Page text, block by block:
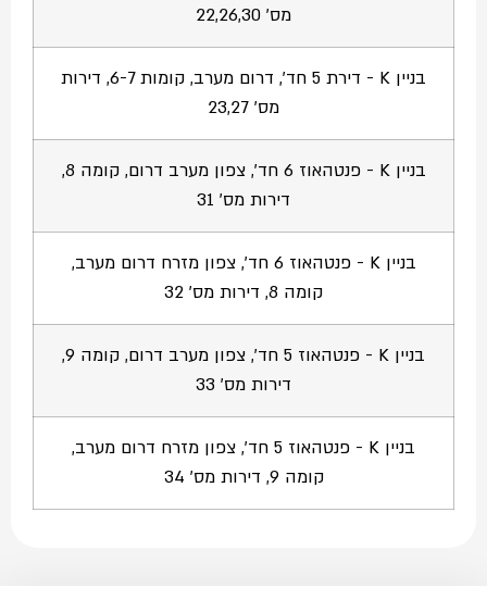
מס' 22,26,30
בניין K - דירת 5 חד', דרום מערב, קומות 6-7, דירות
מס' 23,27
בניין K - פנטהאוז 6 חד', צפון מערב דרום, קומה 8,
דירות מס' 31
בניין K - פנטהאוז 6 חד', צפון מזרח דרום מערב,
קומה 8, דירות מס' 32
בניין K - פנטהאוז 5 חד', צפון מערב דרום, קומה 9,
דירות מס' 33
בניין K - פנטהאוז 5 חד', צפון מזרח דרום מערב,
קומה 9, דירות מס' 34